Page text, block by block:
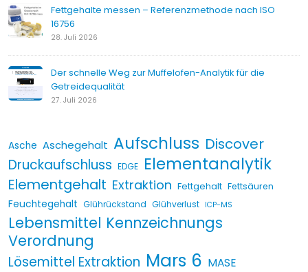
Fettgehalte messen – Referenzmethode nach ISO
16756
28. Juli 2026
Der schnelle Weg zur Muffelofen-Analytik für die
Getreidequalität
27. Juli 2026
Asche Aschegehalt Aufschluss Discover
Druckaufschluss EDGE Elementanalytik
Elementgehalt Extraktion Fettgehalt Fettsäuren
Feuchtegehalt Glührückstand Glühverlust ICP-MS
Lebensmittel Kennzeichnungs
Verordnung
Lösemittel Extraktion Mars 6 MASE